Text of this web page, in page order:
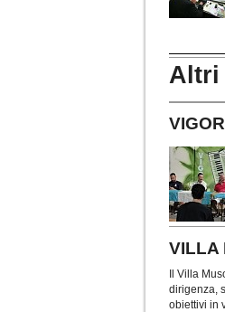
Altri
VILLA
Il Villa
dirigenza,
obiettivi in